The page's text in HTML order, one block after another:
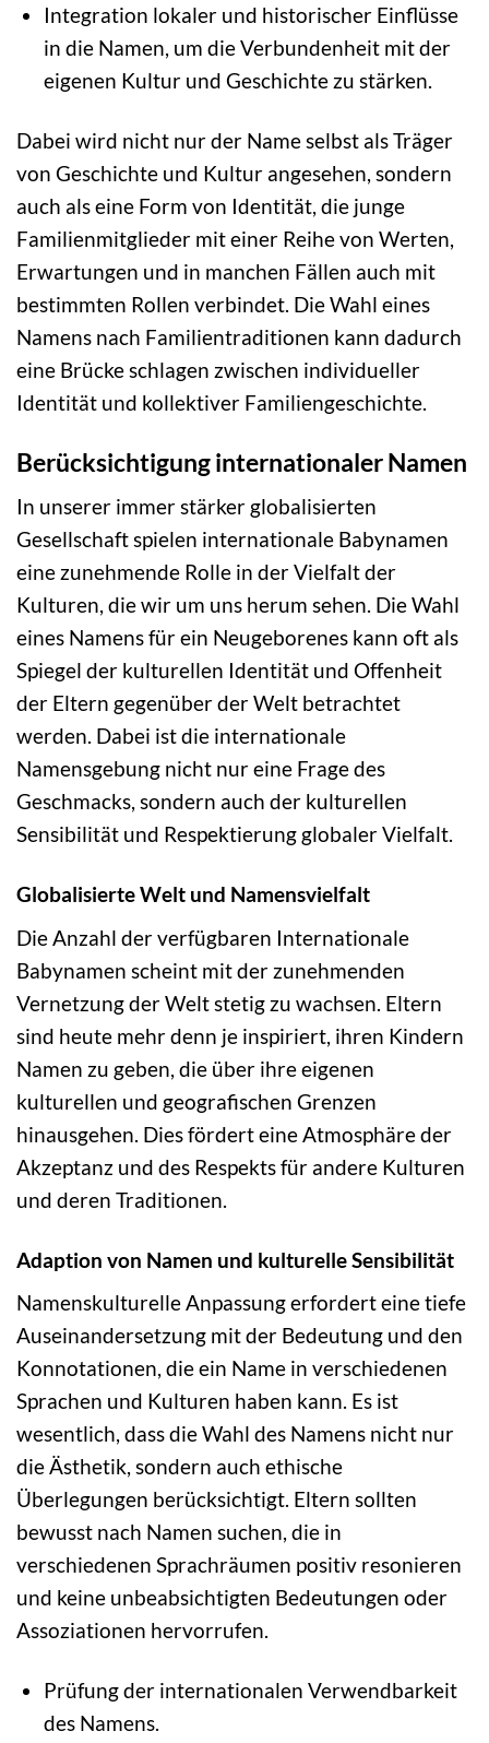
Integration lokaler und historischer Einflüsse
in die Namen, um die Verbundenheit mit der
eigenen Kultur und Geschichte zu stärken.
Dabei wird nicht nur der Name selbst als Träger
von Geschichte und Kultur angesehen, sondern
auch als eine Form von Identität, die junge
Familienmitglieder mit einer Reihe von Werten,
Erwartungen und in manchen Fällen auch mit
bestimmten Rollen verbindet. Die Wahl eines
Namens nach Familientraditionen kann dadurch
eine Brücke schlagen zwischen individueller
Identität und kollektiver Familiengeschichte.
Berücksichtigung internationaler Namen
In unserer immer stärker globalisierten
Gesellschaft spielen internationale Babynamen
eine zunehmende Rolle in der Vielfalt der
Kulturen, die wir um uns herum sehen. Die Wahl
eines Namens für ein Neugeborenes kann oft als
Spiegel der kulturellen Identität und Offenheit
der Eltern gegenüber der Welt betrachtet
werden. Dabei ist die internationale
Namensgebung nicht nur eine Frage des
Geschmacks, sondern auch der kulturellen
Sensibilität und Respektierung globaler Vielfalt.
Globalisierte Welt und Namensvielfalt
Die Anzahl der verfügbaren Internationale
Babynamen scheint mit der zunehmenden
Vernetzung der Welt stetig zu wachsen. Eltern
sind heute mehr denn je inspiriert, ihren Kindern
Namen zu geben, die über ihre eigenen
kulturellen und geografischen Grenzen
hinausgehen. Dies fördert eine Atmosphäre der
Akzeptanz und des Respekts für andere Kulturen
und deren Traditionen.
Adaption von Namen und kulturelle Sensibilität
Namenskulturelle Anpassung erfordert eine tiefe
Auseinandersetzung mit der Bedeutung und den
Konnotationen, die ein Name in verschiedenen
Sprachen und Kulturen haben kann. Es ist
wesentlich, dass die Wahl des Namens nicht nur
die Ästhetik, sondern auch ethische
Überlegungen berücksichtigt. Eltern sollten
bewusst nach Namen suchen, die in
verschiedenen Sprachräumen positiv resonieren
und keine unbeabsichtigten Bedeutungen oder
Assoziationen hervorrufen.
Prüfung der internationalen Verwendbarkeit
des Namens.